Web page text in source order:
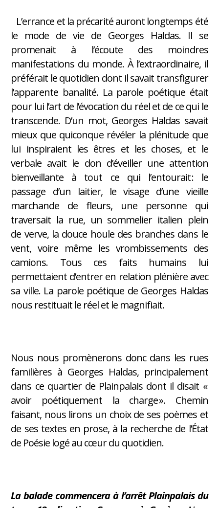
L’errance et la précarité auront longtemps été
le mode de vie de Georges Haldas. Il se
promenait à l’écoute des moindres
manifestations du monde. À l’extraordinaire, il
préférait le quotidien dont il savait transfigurer
l’apparente banalité. La parole poétique était
pour lui l’art de l’évocation du réel et de ce qui le
transcende. D’un mot, Georges Haldas savait
mieux que quiconque révéler la plénitude que
lui inspiraient les êtres et les choses, et le
verbale avait le don d’éveiller une attention
bienveillante à tout ce qui l’entourait : le
passage d’un laitier, le visage d’une vieille
marchande de fleurs, une personne qui
traversait la rue, un sommelier italien plein
de verve, la douce houle des branches dans le
vent, voire même les vrombissements des
camions. Tous ces faits humains lui
permettaient d’entrer en relation plénière avec
sa ville. La parole poétique de Georges Haldas
nous restituait le réel et le magnifiait.
Nous nous promènerons donc dans les rues
familières à Georges Haldas, principalement
dans ce quartier de Plainpalais dont il disait «
avoir poétiquement la charge ». Chemin
faisant, nous lirons un choix de ses poèmes et
de ses textes en prose, à la recherche de l’État
de Poésie logé au cœur du quotidien.
La balade commencera à l’arrêt Plainpalais du